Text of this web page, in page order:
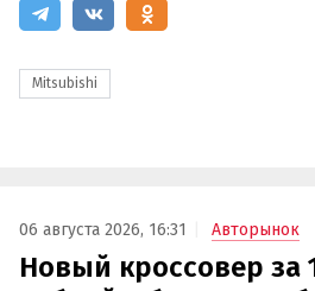
Mitsubishi
06 августа 2026, 16:31 Авторынок
Новый кроссовер за